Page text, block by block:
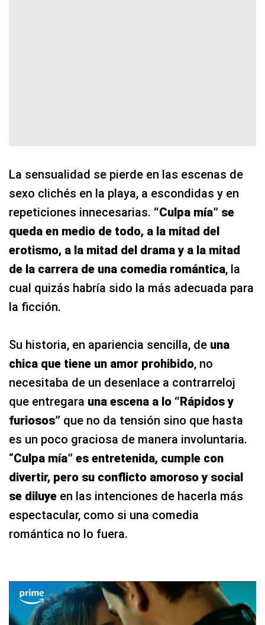
La sensualidad se pierde en las escenas de
sexo clichés en la playa, a escondidas y en
repeticiones innecesarias. “Culpa mía” se
queda en medio de todo, a la mitad del
erotismo, a la mitad del drama y a la mitad
de la carrera de una comedia romántica, la
cual quizás habría sido la más adecuada para
la ficción.
Su historia, en apariencia sencilla, de una
chica que tiene un amor prohibido, no
necesitaba de un desenlace a contrarreloj
que entregara una escena a lo “Rápidos y
furiosos” que no da tensión sino que hasta
es un poco graciosa de manera involuntaria.
“Culpa mía” es entretenida, cumple con
divertir, pero su conflicto amoroso y social
se diluye en las intenciones de hacerla más
espectacular, como si una comedia
romántica no lo fuera.